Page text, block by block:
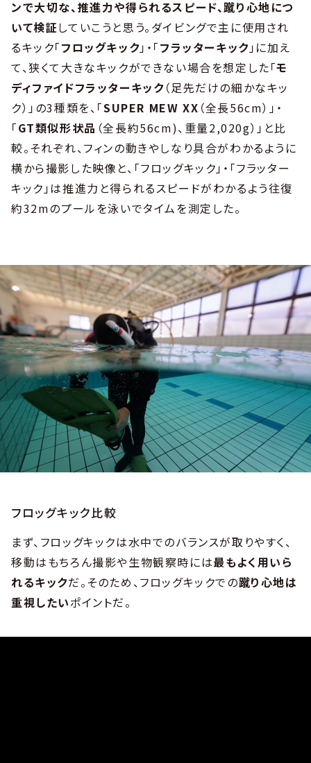
ンで大切な、推進力や得られるスピード、蹴り心地につ
いて検証していこうと思う。ダイビングで主に使用され
るキック「フロッグキック」・「フラッターキック」に加え
て、狭くて大きなキックができない場合を想定した「モ
ディファイドフラッターキック（足先だけの細かなキッ
ク）」の3種類を、「SUPER MEW XX （全長56cm）」・
「GT類似形状品 （全長約56cm)、重量2,020g）」と比
較。それぞれ、フィンの動きやしなり具合がわかるように
横から撮影した映像と、「フロッグキック」・「フラッター
キック」は推進力と得られるスピードがわかるよう往復
約32mのプールを泳いでタイムを測定した。
フロッグキック比較
まず、フロッグキックは水中でのバランスが取りやすく、
移動はもちろん撮影や生物観察時には最もよく用いら
れるキックだ。そのため、フロッグキックでの蹴り心地は
重視したいポイントだ。